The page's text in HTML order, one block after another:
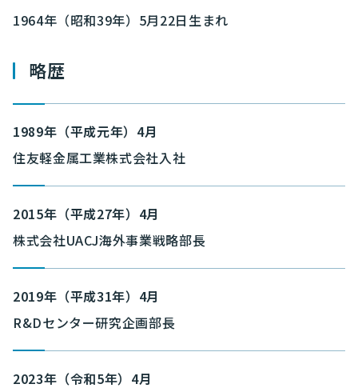
1964年（昭和39年）5月22日生まれ
略歴
1989年（平成元年）4月
住友軽金属工業株式会社入社
2015年（平成27年）4月
株式会社UACJ海外事業戦略部長
2019年（平成31年）4月
R&Dセンター研究企画部長
2023年（令和5年）4月